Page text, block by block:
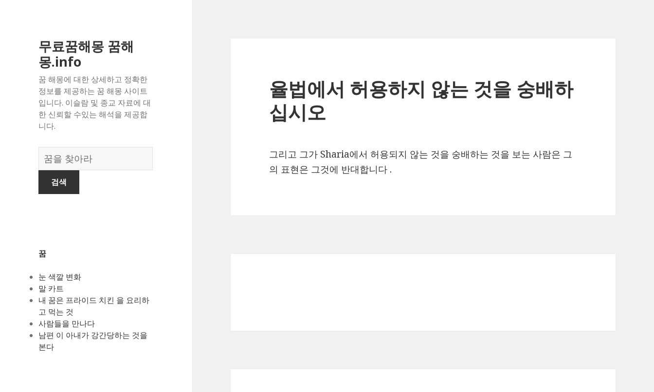
무료꿈해몽 꿈해
몽.info
꿈 해몽에 대한 상세하고 정확한
정보를 제공하는 꿈 해몽 사이트
입니다. 이슬람 및 종교 자료에 대
한 신뢰할 수있는 해석을 제공합
니다.
꿈
의
꿈
눈 색깔 변화
말 카트
내 꿈은 프라이드 치킨 을 요리하
고 먹는 것
사람들을 만나다
남편 이 아내가 강간당하는 것을
본다
율법에서 허용하지 않는 것을 숭배하
십시오
그리고 그가 Sharia에서 허용되지 않는 것을 숭배하는 것을 보는 사람은 그
의 표현은 그것에 반대합니다 .